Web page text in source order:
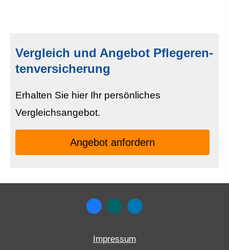
Vergleich und Angebot Pfle­ge­ren­
tenversicherung
Erhalten Sie hier Ihr persönliches
Vergleichsangebot.
An­ge­bot an­for­dern
Impressum